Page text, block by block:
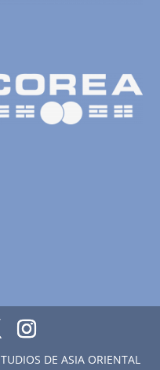
DE ASIA ORIENTAL